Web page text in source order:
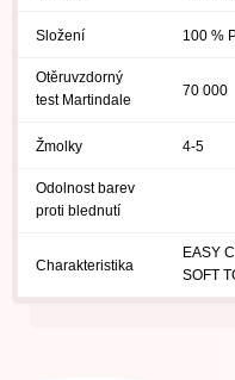
Složení 100 %
Otěruvzdorný
test Martindale
70 000
Žmolky 4-5
Odolnost barev
proti blednutí
Charakteristika
EASY
SOFT